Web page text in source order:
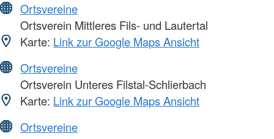
Ortsvereine
Ortsverein Mittleres Fils- und Lautertal
Karte: Link zur Google Maps Ansicht
Ortsvereine
Ortsverein Unteres Filstal-Schlierbach
Karte: Link zur Google Maps Ansicht
Ortsvereine